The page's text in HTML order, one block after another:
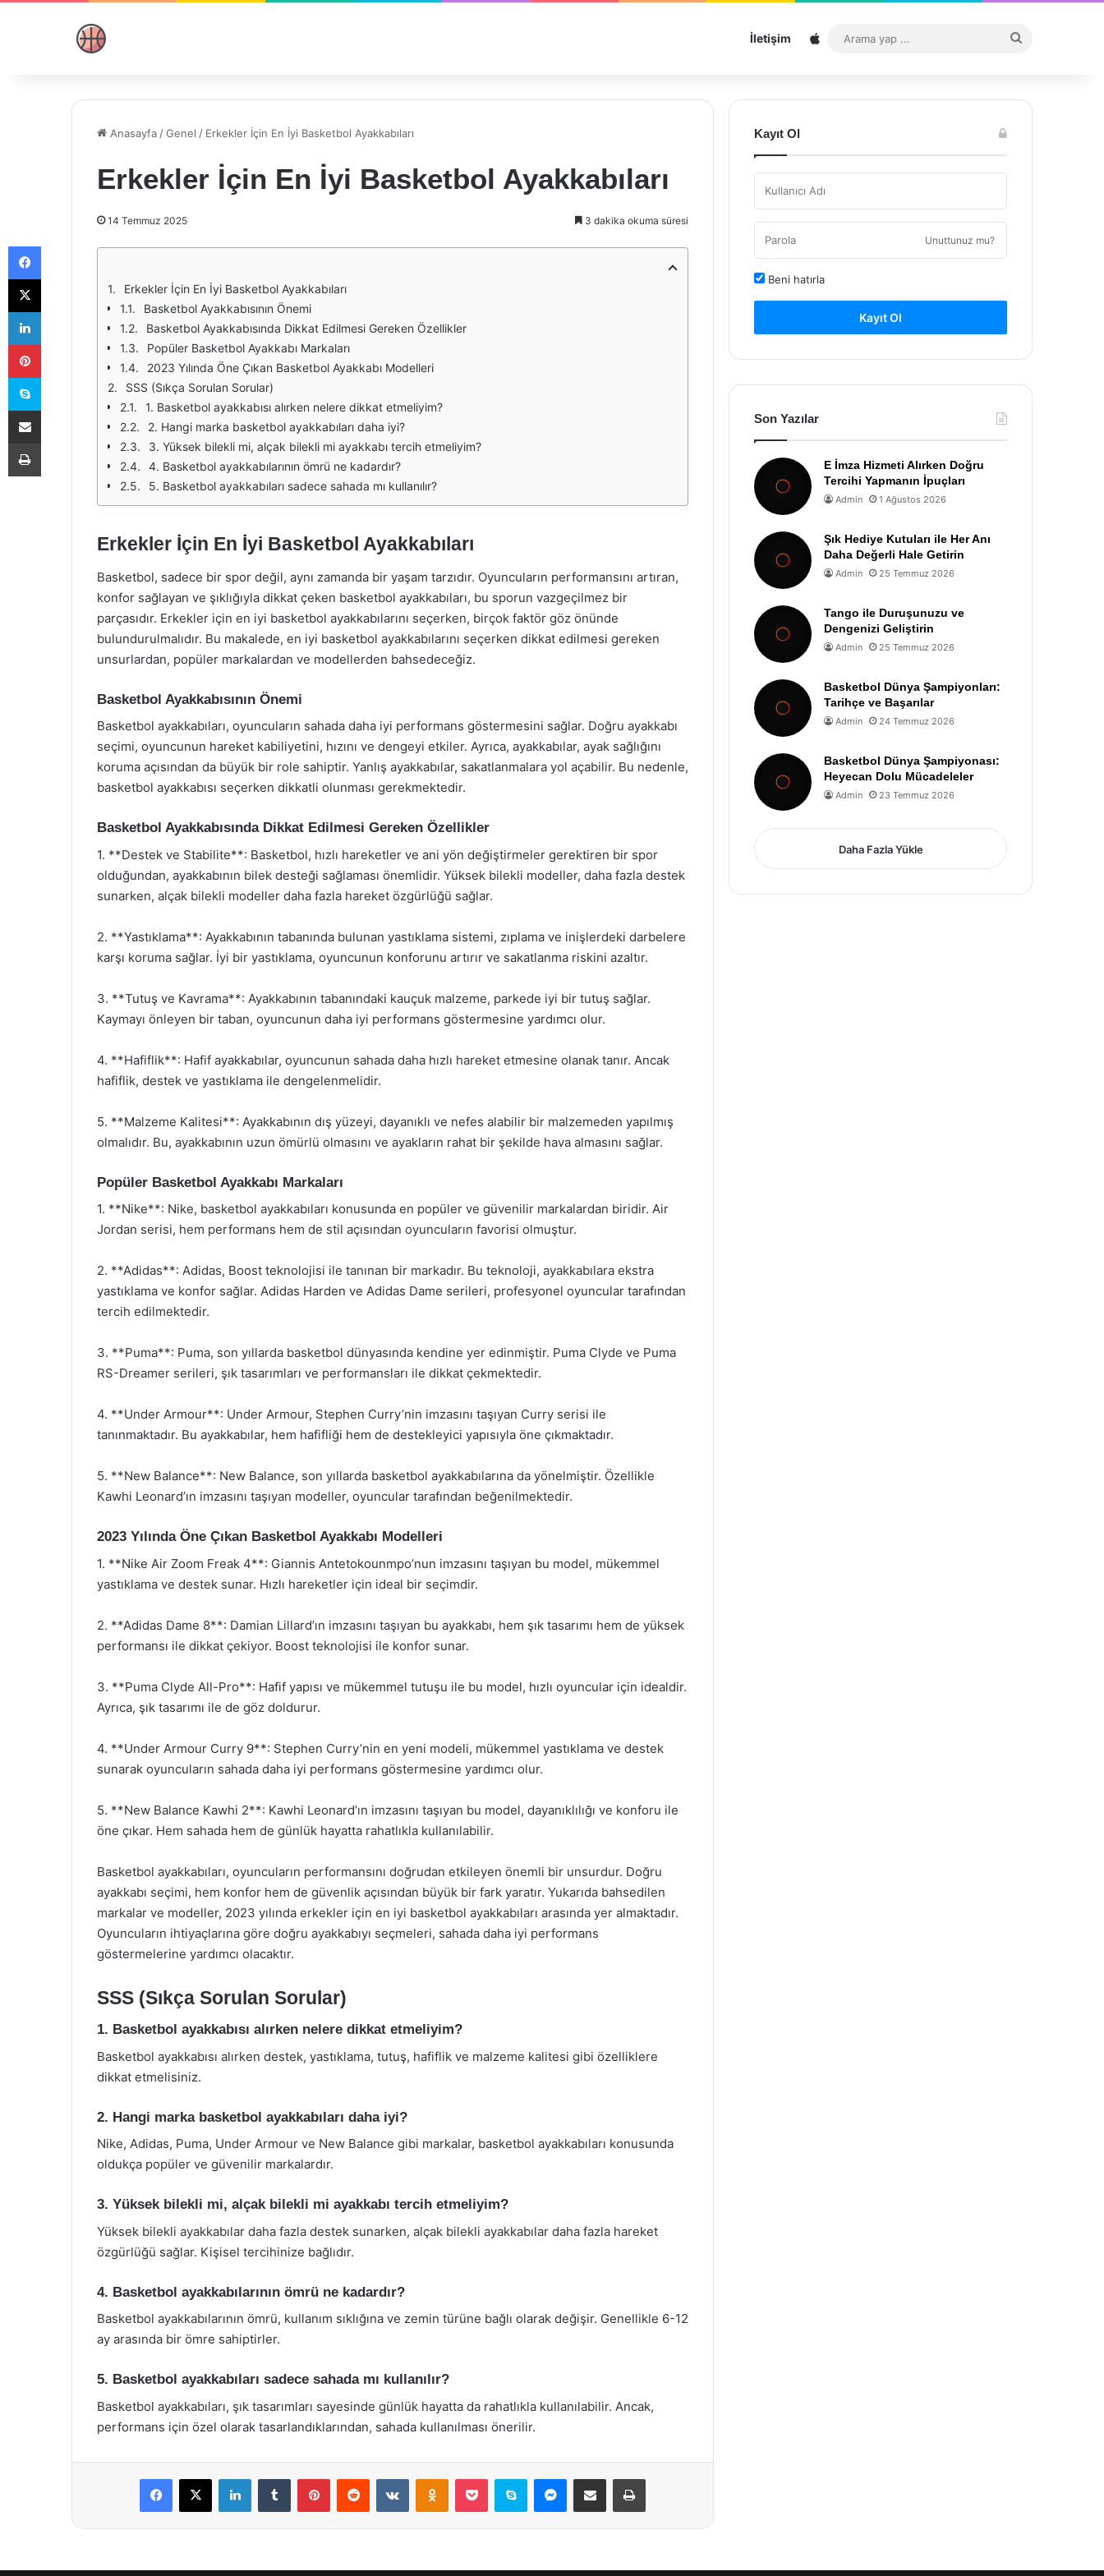
İletişim Sitemap
...
Anasayfa /Genel / Erkekler İçin En İyi Basketbol Ayakkabıları
Erkekler İçin En İyi Basketbol Ayakkabıları
14 Temmuz 2025 3 dakika okuma süresi
Erkekler İçin En İyi Basketbol Ayakkabıları
Basketbol Ayakkabısının Önemi
Basketbol Ayakkabısında Dikkat Edilmesi Gereken Özellikler
Popüler Basketbol Ayakkabı Markaları
2023 Yılında Öne Çıkan Basketbol Ayakkabı Modelleri
SSS (Sıkça Sorulan Sorular)
1. Basketbol ayakkabısı alırken nelere dikkat etmeliyim?
2. Hangi marka basketbol ayakkabıları daha iyi?
3. Yüksek bilekli mi, alçak bilekli mi ayakkabı tercih etmeliyim?
4. Basketbol ayakkabılarının ömrü ne kadardır?
5. Basketbol ayakkabıları sadece sahada mı kullanılır?
Erkekler İçin En İyi Basketbol Ayakkabıları
Basketbol, sadece bir spor değil, aynı zamanda bir yaşam tarzıdır. Oyuncuların performansını artıran,
konfor sağlayan ve şıklığıyla dikkat çeken basketbol ayakkabıları, bu sporun vazgeçilmez bir
parçasıdır. Erkekler için en iyi basketbol ayakkabılarını seçerken, birçok faktör göz önünde
bulundurulmalıdır. Bu makalede, en iyi basketbol ayakkabılarını seçerken dikkat edilmesi gereken
unsurlardan, popüler markalardan ve modellerden bahsedeceğiz.
Basketbol Ayakkabısının Önemi
Basketbol ayakkabıları, oyuncuların sahada daha iyi performans göstermesini sağlar. Doğru ayakkabı
seçimi, oyuncunun hareket kabiliyetini, hızını ve dengeyi etkiler. Ayrıca, ayakkabılar, ayak sağlığını
koruma açısından da büyük bir role sahiptir. Yanlış ayakkabılar, sakatlanmalara yol açabilir. Bu nedenle,
basketbol ayakkabısı seçerken dikkatli olunması gerekmektedir.
Basketbol Ayakkabısında Dikkat Edilmesi Gereken Özellikler
1. **Destek ve Stabilite**: Basketbol, hızlı hareketler ve ani yön değiştirmeler gerektiren bir spor
olduğundan, ayakkabının bilek desteği sağlaması önemlidir. Yüksek bilekli modeller, daha fazla destek
sunarken, alçak bilekli modeller daha fazla hareket özgürlüğü sağlar.
2. **Yastıklama**: Ayakkabının tabanında bulunan yastıklama sistemi, zıplama ve inişlerdeki darbelere
karşı koruma sağlar. İyi bir yastıklama, oyuncunun konforunu artırır ve sakatlanma riskini azaltır.
3. **Tutuş ve Kavrama**: Ayakkabının tabanındaki kauçuk malzeme, parkede iyi bir tutuş sağlar.
Kaymayı önleyen bir taban, oyuncunun daha iyi performans göstermesine yardımcı olur.
4. **Hafiflik**: Hafif ayakkabılar, oyuncunun sahada daha hızlı hareket etmesine olanak tanır. Ancak
hafiflik, destek ve yastıklama ile dengelenmelidir.
5. **Malzeme Kalitesi**: Ayakkabının dış yüzeyi, dayanıklı ve nefes alabilir bir malzemeden yapılmış
olmalıdır. Bu, ayakkabının uzun ömürlü olmasını ve ayakların rahat bir şekilde hava almasını sağlar.
Popüler Basketbol Ayakkabı Markaları
1. **Nike**: Nike, basketbol ayakkabıları konusunda en popüler ve güvenilir markalardan biridir. Air
Jordan serisi, hem performans hem de stil açısından oyuncuların favorisi olmuştur.
2. **Adidas**: Adidas, Boost teknolojisi ile tanınan bir markadır. Bu teknoloji, ayakkabılara ekstra
yastıklama ve konfor sağlar. Adidas Harden ve Adidas Dame serileri, profesyonel oyuncular tarafından
tercih edilmektedir.
3. **Puma**: Puma, son yıllarda basketbol dünyasında kendine yer edinmiştir. Puma Clyde ve Puma
RS-Dreamer serileri, şık tasarımları ve performansları ile dikkat çekmektedir.
4. **Under Armour**: Under Armour, Stephen Curry’nin imzasını taşıyan Curry serisi ile
tanınmaktadır. Bu ayakkabılar, hem hafifliği hem de destekleyici yapısıyla öne çıkmaktadır.
5. **New Balance**: New Balance, son yıllarda basketbol ayakkabılarına da yönelmiştir. Özellikle
Kawhi Leonard’ın imzasını taşıyan modeller, oyuncular tarafından beğenilmektedir.
2023 Yılında Öne Çıkan Basketbol Ayakkabı Modelleri
1. **Nike Air Zoom Freak 4**: Giannis Antetokounmpo’nun imzasını taşıyan bu model, mükemmel
yastıklama ve destek sunar. Hızlı hareketler için ideal bir seçimdir.
2. **Adidas Dame 8**: Damian Lillard’ın imzasını taşıyan bu ayakkabı, hem şık tasarımı hem de yüksek
performansı ile dikkat çekiyor. Boost teknolojisi ile konfor sunar.
3. **Puma Clyde All-Pro**: Hafif yapısı ve mükemmel tutuşu ile bu model, hızlı oyuncular için idealdir.
Ayrıca, şık tasarımı ile de göz doldurur.
4. **Under Armour Curry 9**: Stephen Curry’nin en yeni modeli, mükemmel yastıklama ve destek
sunarak oyuncuların sahada daha iyi performans göstermesine yardımcı olur.
5. **New Balance Kawhi 2**: Kawhi Leonard’ın imzasını taşıyan bu model, dayanıklılığı ve konforu ile
öne çıkar. Hem sahada hem de günlük hayatta rahatlıkla kullanılabilir.
Basketbol ayakkabıları, oyuncuların performansını doğrudan etkileyen önemli bir unsurdur. Doğru
ayakkabı seçimi, hem konfor hem de güvenlik açısından büyük bir fark yaratır. Yukarıda bahsedilen
markalar ve modeller, 2023 yılında erkekler için en iyi basketbol ayakkabıları arasında yer almaktadır.
Oyuncuların ihtiyaçlarına göre doğru ayakkabıyı seçmeleri, sahada daha iyi performans
göstermelerine yardımcı olacaktır.
SSS (Sıkça Sorulan Sorular)
1. Basketbol ayakkabısı alırken nelere dikkat etmeliyim?
Basketbol ayakkabısı alırken destek, yastıklama, tutuş, hafiflik ve malzeme kalitesi gibi özelliklere
dikkat etmelisiniz.
2. Hangi marka basketbol ayakkabıları daha iyi?
Nike, Adidas, Puma, Under Armour ve New Balance gibi markalar, basketbol ayakkabıları konusunda
oldukça popüler ve güvenilir markalardır.
3. Yüksek bilekli mi, alçak bilekli mi ayakkabı tercih etmeliyim?
Yüksek bilekli ayakkabılar daha fazla destek sunarken, alçak bilekli ayakkabılar daha fazla hareket
özgürlüğü sağlar. Kişisel tercihinize bağlıdır.
4. Basketbol ayakkabılarının ömrü ne kadardır?
Basketbol ayakkabılarının ömrü, kullanım sıklığına ve zemin türüne bağlı olarak değişir. Genellikle 6-12
ay arasında bir ömre sahiptirler.
5. Basketbol ayakkabıları sadece sahada mı kullanılır?
Basketbol ayakkabıları, şık tasarımları sayesinde günlük hayatta da rahatlıkla kullanılabilir. Ancak,
performans için özel olarak tasarlandıklarından, sahada kullanılması önerilir.
Facebook
X LinkedInTumblr PinterestReddit VKontakteOdnoklassniki
Pocket Skype Messenger
E-Posta ile paylaş Yazdır
Kayıt Ol
Unuttunuz mu?
Beni hatırla
Kayıt Ol
Son Yazılar
E İmza Hizmeti Alırken Doğru
Tercihi Yapmanın İpuçları
Admin 1 Ağustos 2026
Şık Hediye Kutuları ile Her Anı
Daha Değerli Hale Getirin
Admin 25 Temmuz 2026
Tango ile Duruşunuzu ve
Dengenizi Geliştirin
Admin 25 Temmuz 2026
Basketbol Dünya Şampiyonları:
Tarihçe ve Başarılar
Admin 24 Temmuz 2026
Basketbol Dünya Şampiyonası:
Heyecan Dolu Mücadeleler
Admin 23 Temmuz 2026
Daha Fazla Yükle
Facebook
X
LinkedIn
Pinterest
Skype
E-Posta ile paylaş